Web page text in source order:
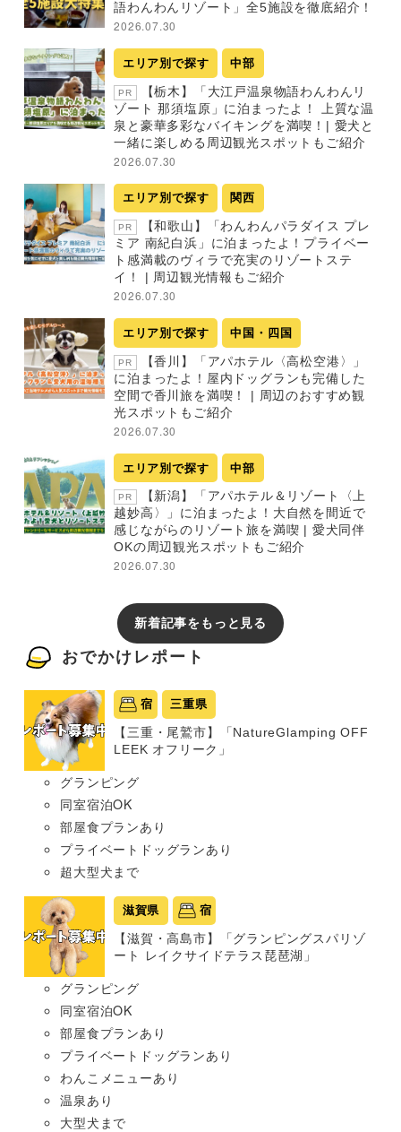
語わんわんリゾート」全5施設を徹底紹介！
2026.07.30
エリア別で探す 中部
PR
【栃木】「大江戸温泉物語わんわんリ
ゾート 那須塩原」に泊まったよ！ 上質な温
泉と豪華多彩なバイキングを満喫！| 愛犬と
一緒に楽しめる周辺観光スポットもご紹介
2026.07.30
エリア別で探す 関西
PR
【和歌山】「わんわんパラダイス プレ
ミア 南紀白浜」に泊まったよ！プライベー
ト感満載のヴィラで充実のリゾートステ
イ！ | 周辺観光情報もご紹介
2026.07.30
エリア別で探す 中国・四国
PR
【香川】「アパホテル〈高松空港〉」
に泊まったよ！屋内ドッグランも完備した
空間で香川旅を満喫！ | 周辺のおすすめ観
光スポットもご紹介
2026.07.30
エリア別で探す 中部
PR
【新潟】「アパホテル＆リゾート〈上
越妙高〉」に泊まったよ！大自然を間近で
感じながらのリゾート旅を満喫 | 愛犬同伴
OKの周辺観光スポットもご紹介
2026.07.30
新着記事をもっと見る
おでかけレポート
宿 三重県
【三重・尾鷲市】「NatureGlamping OFF
LEEK オフリーク」
グランピング
同室宿泊OK
部屋食プランあり
プライベートドッグランあり
超大型犬まで
滋賀県 宿
【滋賀・高島市】「グランピングスパリゾ
ート レイクサイドテラス琵琶湖」
グランピング
同室宿泊OK
部屋食プランあり
プライベートドッグランあり
わんこメニューあり
温泉あり
大型犬まで